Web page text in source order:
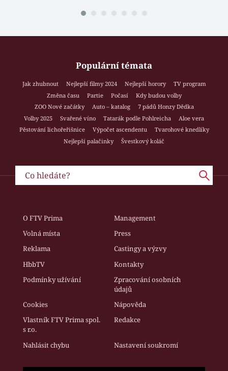
Populární témata
Jak zhubnout Nejlepší filmy 2024 Nejlepší horory
TV program
Změna času
Partie Počasí
Kdy budou volby
ZOO Nové začátky
Auto – katalog
7 pádů Honzy Dědka
Volby 2025
Svařené víno Tatarák podle Pohlreicha
Aloe vera
Pěstování lichořeřišnice
Výpočet ascendentu
Tvarohové knedlíky
Nejlepší palačinky
Švestkový koláč
O FTV Prima
Management
Volná místa
Press
Reklama
Castingy a výzvy
HbbTV
Kontakty
Podmínky užívání
Zpracování osobních
údajů
Cookies
Nápověda
Vlastník FTV Prima spol.
s r.o.
Redakce
Nahlásit chybu Nastavení soukromí